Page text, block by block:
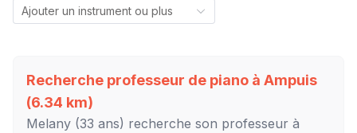
Recherche professeur de piano à Ampuis
(6.34 km)
Melany (33 ans) recherche son professeur à